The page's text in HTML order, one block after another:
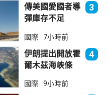
傳美國愛國者導
彈庫存不足
長促加快生產武
器
3
國際 7小時前
伊朗提出開放霍
爾木茲海峽條
賠償等
4
國際 9小時前